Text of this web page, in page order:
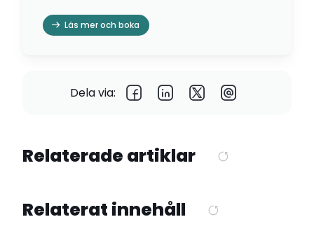
Läs mer och boka
Dela via:
Relaterade artiklar
Relaterat innehåll